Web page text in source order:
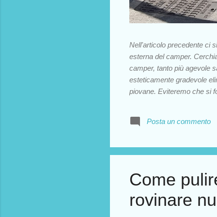
Nell'articolo precedente ci
esterna del camper.
camper, tanto più agevole
esteticamente gradevole
piovane. Eviteremo che si
con bastone telescopico
autolavaggi che abbiamo
Posta un commento
Come
rovinare